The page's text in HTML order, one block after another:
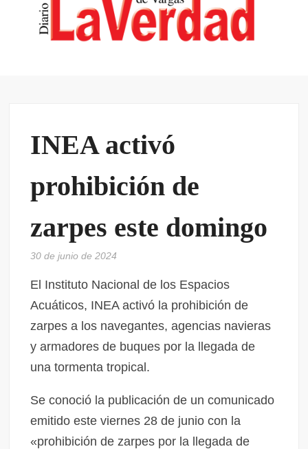
INEA activó
prohibición de
zarpes este domingo
30 de junio de 2024
El Instituto Nacional de los Espacios
Acuáticos, INEA activó la prohibición de
zarpes a los navegantes, agencias navieras
y armadores de buques por la llegada de
una tormenta tropical.
Se conoció la publicación de un comunicado
emitido este viernes 28 de junio con la
«prohibición de zarpes por la llegada de